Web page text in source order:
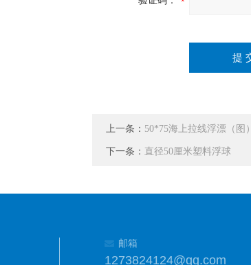
上一条： 50*75海上拉线浮漂（图）
下一条： 直径50厘米塑料浮球
邮箱
1273824124@qq.com